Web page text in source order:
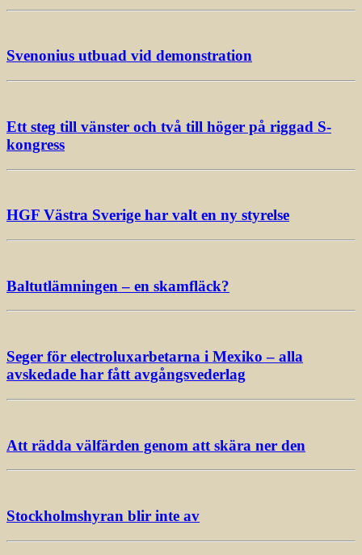
Svenonius utbuad vid demonstration
Ett steg till vänster och två till höger på riggad S-
kongress
HGF Västra Sverige har valt en ny styrelse
Baltutlämningen – en skamfläck?
Seger för electroluxarbetarna i Mexiko – alla
avskedade har fått avgångsvederlag
Att rädda välfärden genom att skära ner den
Stockholmshyran blir inte av